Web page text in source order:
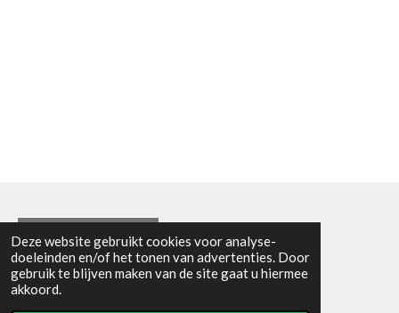
Deze website gebruikt cookies voor analyse-
doeleinden en/of het tonen van advertenties. Door
gebruik te blijven maken van de site gaat u hiermee
akkoord.
Algemene voorwaarden
© 2021 - RC en mineralenshop Het vlinderpad
Powered by